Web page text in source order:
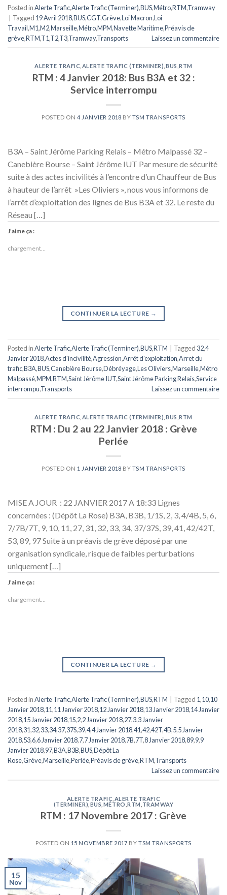
Posted inAlerte Trafic,Alerte Trafic (Terminer),BUS,Métro,RTM,Tramway
Tagged 19 Avril 2018,BUS,CGT,Grève,Loi Macron,Loi
Travail,M1,M2,Marseille,Métro,MPM,Navette Maritime,Préavis de
grève,RTM,T1,T2,T3,Tramway,Transports Laissez un commentaire
ALERTE TRAFIC ALERTE TRAFIC (TERMINER) BUS ,RTM
RTM : 4 Janvier 2018: Bus B3A et 32 :
Service interrompu
POSTED ON 4 JANVIER 2018 BY TSM TRANSPORTS
B3A – Saint Jérôme Parking Relais – Métro Malpassé 32 –
Canebière Bourse – Saint Jérôme IUT Par mesure de sécurité
suite à des actes incivilités à l’encontre d’un Chauffeur de Bus
à hauteur de l’arrêt »Les Oliviers », nous vous informons de
l’arrêt d’exploitation des lignes de Bus B3A et 32. Le reste du
Réseau […]
J’aime ça :
chargement…
CONTINUER LA LECTURE →
Posted inAlerte Trafic,Alerte Trafic (Terminer),BUS,RTM Tagged 32,4
Janvier 2018,Actes d'incivilité,Agression,Arrêt d'exploitation,Arret du
trafic,B3A,BUS,Canebière Bourse,Débréyage,Les Oliviers,Marseille,Métro
Malpassé,MPM,RTM,Saint Jérôme IUT,Saint Jérôme Parking Relais,Service
interrompu,Transports Laissez un commentaire
ALERTE TRAFIC ALERTE TRAFIC (TERMINER) BUS ,RTM
RTM : Du 2 au 22 Janvier 2018 : Grève
Perlée
POSTED ON 1 JANVIER 2018 BY TSM TRANSPORTS
MISE A JOUR : 22 JANVIER 2017 A 18:33 Lignes
concernées : (Dépôt La Rose) B3A, B3B, 1/1S, 2, 3, 4/4B, 5, 6,
7/7B/7T, 9, 10, 11, 27, 31, 32, 33, 34, 37/37S, 39, 41, 42/42T,
53, 89, 97 Suite à un préavis de grève déposé par une
organisation syndicale, risque de faibles perturbations
uniquement […]
J’aime ça :
chargement…
CONTINUER LA LECTURE →
Posted inAlerte Trafic,Alerte Trafic (Terminer),BUS,RTM Tagged 1,10,10
Janvier 2018,11,11 Janvier 2018,12 Janvier 2018,13 Janvier 2018,14 Janvier
2018,15 Janvier 2018,1S,2,2 Janvier 2018,27,3,3 Janvier
2018,31,32,33,34,37,37S,39,4,4 Janvier 2018,41,42,42T,4B,5,5 Janvier
2018,53,6,6 Janvier 2018,7,7 Janvier 2018,7B,7T,8 Janvier 2018,89,9,9
Janvier 2018,97,B3A,B3B,BUS,Dépôt La
Rose,Grève,Marseille,Perlée,Préavis de grève,RTM,Transports
Laissez un commentaire
ALERTE TRAFIC ALERTE TRAFIC
(TERMINER) BUS MÉTRO ,RTM TRAMWAY
RTM : 17 Novembre 2017 : Grève
POSTED ON 15 NOVEMBRE 2017 BY TSM TRANSPORTS
15
Nov